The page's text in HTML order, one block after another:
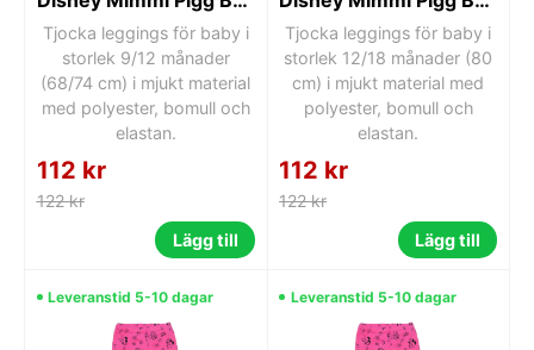
Tjocka leggings för baby i
storlek 9/12 månader
(68/74 cm) i mjukt material
med polyester, bomull och
elastan.
112 kr
122 kr
Lägg till
Tjocka leggings för baby i
storlek 12/18 månader (80
cm) i mjukt material med
polyester, bomull och
elastan.
112 kr
122 kr
Lägg till
Leveranstid 5-10 dagar Leveranstid 5-10 dagar